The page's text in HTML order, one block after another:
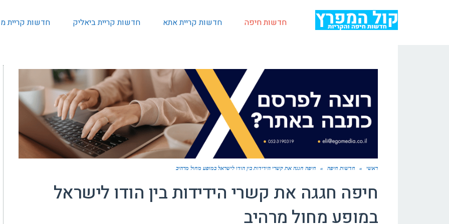
חדשות חיפה חדשות קריית אתא חדשות קריית ביאליק חדשות קריית
ראשי » חדשות חיפה » חיפה חגגה את קשרי הידידות בין הודו לישראל במופע מחול מרהיב
חיפה חגגה את קשרי הידידות בין הודו לישראל
במופע מחול מרהיב